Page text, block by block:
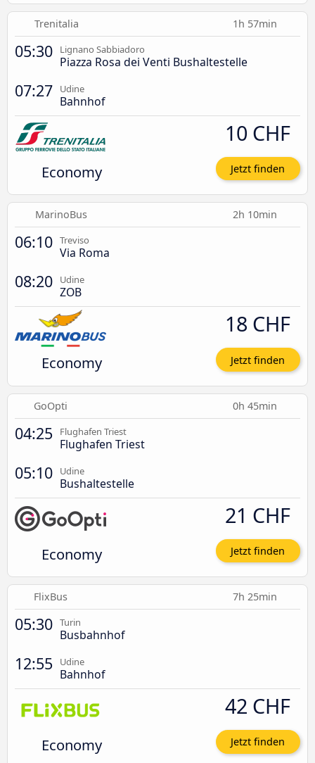
Trenitalia 1h 57min
05:30 Lignano Sabbiadoro
Piazza Rosa dei Venti Bushaltestelle
07:27 Udine
Bahnhof
Economy
10 CHF
Jetzt finden
MarinoBus 2h 10min
06:10 Treviso
Via Roma
08:20 Udine
ZOB
Economy
18 CHF
Jetzt finden
GoOpti 0h 45min
04:25 Flughafen Triest
Flughafen Triest
05:10 Udine
Bushaltestelle
Economy
21 CHF
Jetzt finden
FlixBus 7h 25min
05:30 Turin
Busbahnhof
12:55 Udine
Bahnhof
Economy
42 CHF
Jetzt finden